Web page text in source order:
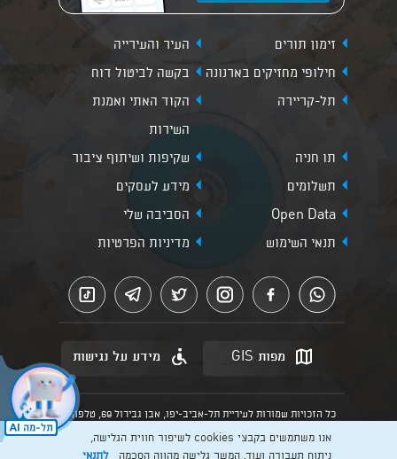
זימון תורים
העיר והעירייה
חילופי מחזיקים בארנונה
בקשה לביטול דוח
תל-קריירה
הקוד האתי ואמנת
השירות
תו חניה
שקיפות ושיתוף ציבור
תשלומים
מידע לעסקים
Open Data
הסביבה שלי
תנאי השימוש
מדיניות הפרטיות
מפות GIS מידע על נגישות
כל הזכויות שמורות לעיריית תל-אביב-יפו, אבן גבירול 69, טלפון:
הנוסח המחייב הוא זה הקבוע בהוראות הדין הרלוונטיות כפי שתהיינה
בתוקף מעת לעת
אנו משתמשים בקבצי cookies לשיפור חווית הגלישה,
ניתוח תעבורה ועוד. המשך גלישה מהווה הסכמהלתנאי